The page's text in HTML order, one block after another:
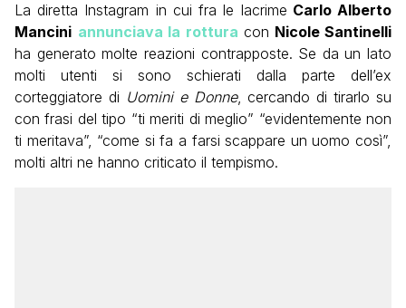
La diretta Instagram in cui fra le lacrime Carlo Alberto
Mancini annunciava la rottura con Nicole Santinelli
ha generato molte reazioni contrapposte. Se da un lato
molti utenti si sono schierati dalla parte dell’ex
corteggiatore di Uomini e Donne, cercando di tirarlo su
con frasi del tipo “ti meriti di meglio” “evidentemente non
ti meritava”, “come si fa a farsi scappare un uomo così”,
molti altri ne hanno criticato il tempismo.